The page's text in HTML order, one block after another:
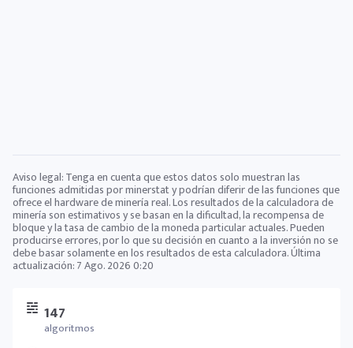
147
algoritmos
Aviso legal: Tenga en cuenta que estos datos solo muestran las
funciones admitidas por minerstat y podrían diferir de las funciones que
ofrece el hardware de minería real. Los resultados de la calculadora de
minería son estimativos y se basan en la dificultad, la recompensa de
bloque y la tasa de cambio de la moneda particular actuales. Pueden
producirse errores, por lo que su decisión en cuanto a la inversión no se
debe basar solamente en los resultados de esta calculadora. Última
actualización:7 Ago. 2026 0:20